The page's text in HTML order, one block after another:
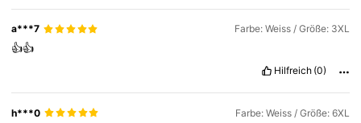
a***7 Farbe: Weiss / Größe: 3XL
👍👍
Hilfreich (0)
h***0 Farbe: Weiss / Größe: 6XL